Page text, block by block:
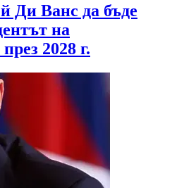
Ди Ванс да бъде
на
2028 г.